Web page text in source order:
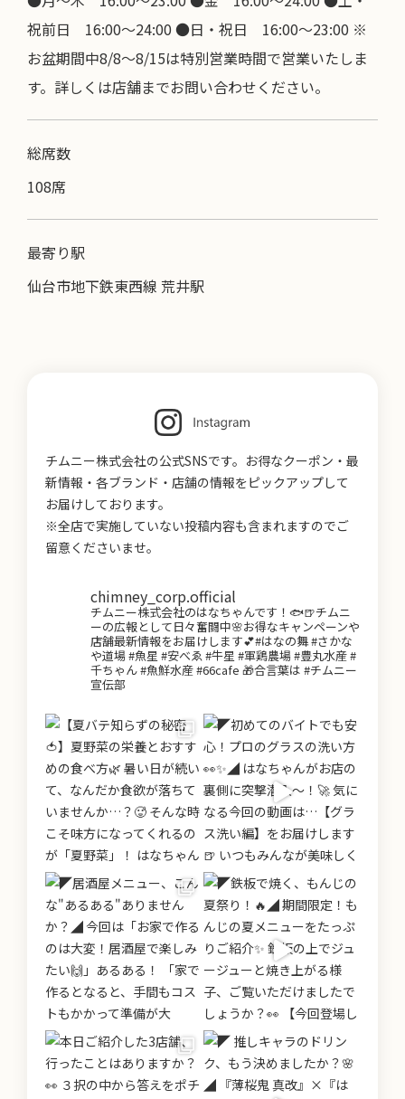
祝前日 16:00～24:00 ●日・祝日 16:00～23:00 ※
お盆期間中8/8～8/15は特別営業時間で営業いたしま
す。詳しくは店舗までお問い合わせください。
総席数
108席
最寄り駅
仙台市地下鉄東西線 荒井駅
チムニー株式会社の公式SNSです。お得なクーポン・最
新情報・各ブランド・店舗の情報をピックアップして
お届けしております。
※全店で実施していない投稿内容も含まれますのでご
留意くださいませ。
chimney_corp.official
チムニー株式会社のはなちゃんです！🐟🍺チムニ
ーの広報として日々奮闘中🌸お得なキャンペーンや
店舗最新情報をお届けします💕#はなの舞 #さかな
や道場 #魚星 #安べゑ #牛星 #軍鶏農場 #豊丸水産 #
千ちゃん #魚鮮水産 #66cafe 🎁合言葉は #チムニー
宣伝部